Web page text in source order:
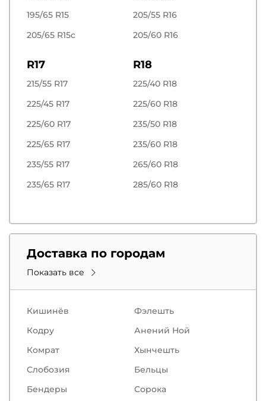
195/65 R15
205/65 R15c
205/55 R16
205/60 R16
R17
215/55 R17
225/45 R17
225/60 R17
225/65 R17
235/55 R17
235/65 R17
R18
225/40 R18
225/60 R18
235/50 R18
235/60 R18
265/60 R18
285/60 R18
Доставка по городам
Показать все
Кишинёв
Фэлешть
Кодру
Анений Ной
Комрат
Хынчешть
Слобозия
Бельцы
Бендеры
Сорокa